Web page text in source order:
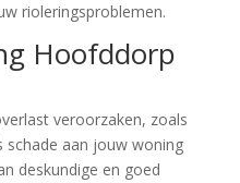
rioleringsproblemen.
Hoofddorp
veroorzaken, zoals
schade aan jouw woning
deskundige en goed